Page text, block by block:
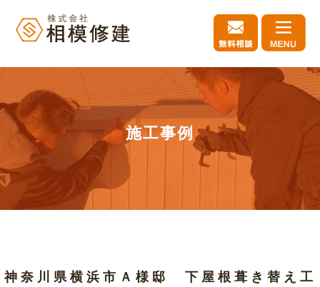
施工事例
神奈川県横浜市Ａ様邸 下屋根葺き替え工